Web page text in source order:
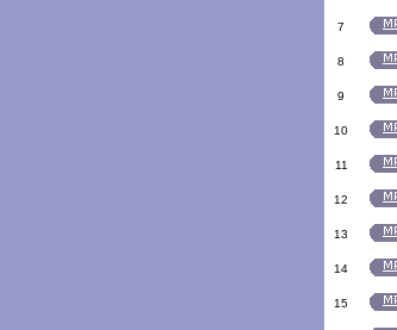
7
8
9
10
11
12
13
14
15